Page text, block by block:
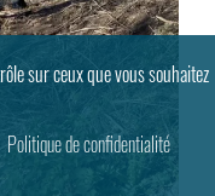
sur ceux que vous souhaitez
Politique de confidentialité